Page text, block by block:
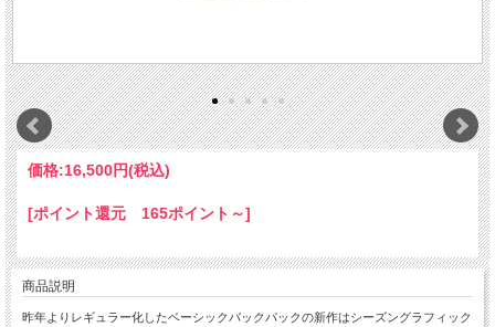
価格:16,500円(税込)
[ポイント還元 165ポイント～]
商品説明
昨年よりレギュラー化したベーシックバックパックの新作はシーズングラフィック